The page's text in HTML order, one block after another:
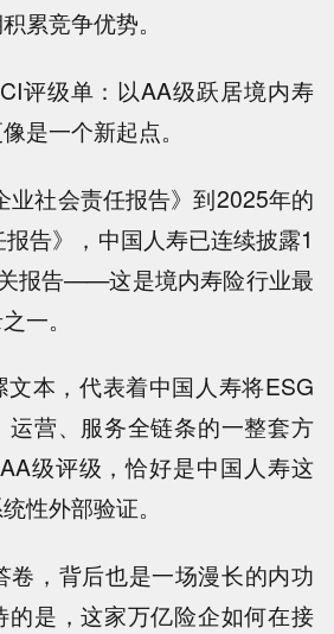
累竞争优势。
评级单：以AA级跃居境内寿
是一个新起点。
业社会责任报告》到2025年的
报告》，中国人寿已连续披露1
报告——这是境内寿险行业最
一。
本，代表着中国人寿将ESG
运营、服务全链条的一整套方
级评级，恰好是中国人寿这
性外部验证。
卷，背后也是一场漫长的内功
的是，这家万亿险企如何在接